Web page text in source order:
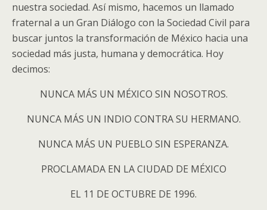
nuestra sociedad. Así mismo, hacemos un llamado
fraternal a un Gran Diálogo con la Sociedad Civil para
buscar juntos la transformación de México hacia una
sociedad más justa, humana y democrática. Hoy
decimos:
NUNCA MÁS UN MÉXICO SIN NOSOTROS.
NUNCA MÁS UN INDIO CONTRA SU HERMANO.
NUNCA MÁS UN PUEBLO SIN ESPERANZA.
PROCLAMADA EN LA CIUDAD DE MÉXICO
EL 11 DE OCTUBRE DE 1996.